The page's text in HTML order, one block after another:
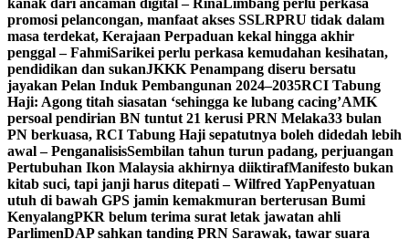
kanak dari ancaman digital – RinaLimbang perlu perkasa
promosi pelancongan, manfaat akses SSLRPRU tidak dalam
masa terdekat, Kerajaan Perpaduan kekal hingga akhir
penggal – FahmiSarikei perlu perkasa kemudahan kesihatan,
pendidikan dan sukanJKKK Penampang diseru bersatu
jayakan Pelan Induk Pembangunan 2024–2035RCI Tabung
Haji: Agong titah siasatan ‘sehingga ke lubang cacing’AMK
persoal pendirian BN tuntut 21 kerusi PRN Melaka33 bulan
PN berkuasa, RCI Tabung Haji sepatutnya boleh didedah lebih
awal – PenganalisisSembilan tahun turun padang, perjuangan
Pertubuhan Ikon Malaysia akhirnya diiktirafManifesto bukan
kitab suci, tapi janji harus ditepati – Wilfred YapPenyatuan
utuh di bawah GPS jamin kemakmuran berterusan Bumi
KenyalangPKR belum terima surat letak jawatan ahli
ParlimenDAP sahkan tanding PRN Sarawak, tawar suara